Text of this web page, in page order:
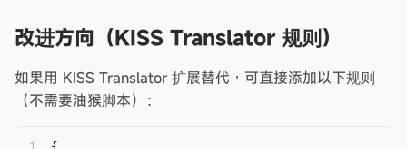
改进方向（KISS Translator 规则）
如果用 KISS Translator 扩展替代，可直接添加以下规则
（不需要油猴脚本）：
{